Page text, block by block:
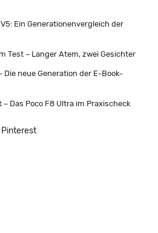
Ein Generationenvergleich der
Test – Langer Atem, zwei Gesichter
neue Generation der E-Book-
Das Poco F8 Ultra im Praxischeck
Pinterest